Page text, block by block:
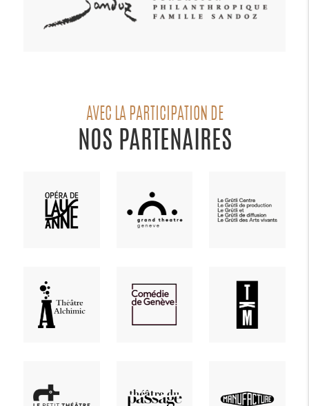
AVEC LA PARTICIPATION DE
NOS PARTENAIRES